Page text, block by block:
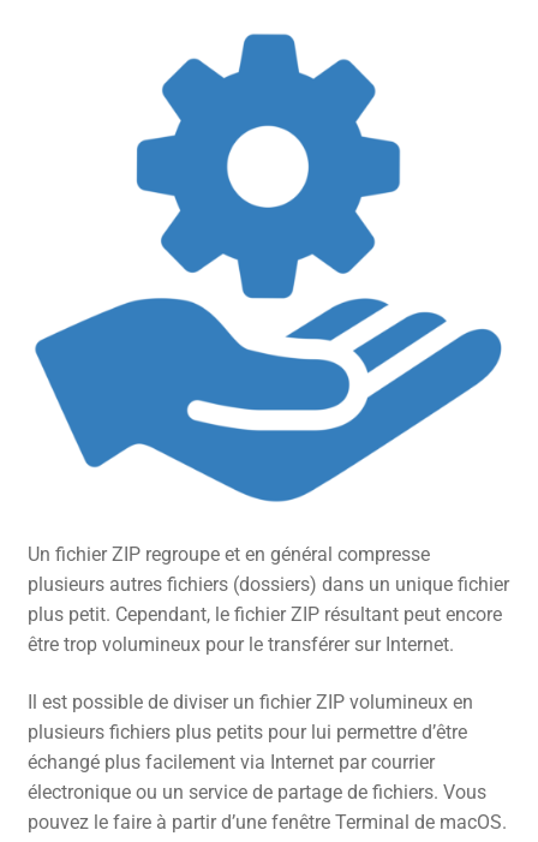
MON COMPTE
Un fichier ZIP regroupe et en général compresse
plusieurs autres fichiers (dossiers) dans un unique fichier
plus petit. Cependant, le fichier ZIP résultant peut encore
être trop volumineux pour le transférer sur Internet.
Il est possible de diviser un fichier ZIP volumineux en
plusieurs fichiers plus petits pour lui permettre d’être
échangé plus facilement via Internet par courrier
électronique ou un service de partage de fichiers. Vous
pouvez le faire à partir d’une fenêtre Terminal de macOS.